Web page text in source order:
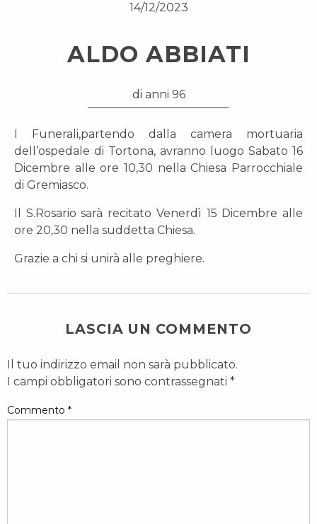
14/12/2023
ALDO ABBIATI
di anni 96
I Funerali,partendo dalla camera mortuaria
dell’ospedale di Tortona, avranno luogo Sabato 16
Dicembre alle ore 10,30 nella Chiesa Parrocchiale
di Gremiasco.
Il S.Rosario sarà recitato Venerdì 15 Dicembre alle
ore 20,30 nella suddetta Chiesa.
Grazie a chi si unirà alle preghiere.
LASCIA UN COMMENTO
Il tuo indirizzo email non sarà pubblicato.
I campi obbligatori sono contrassegnati *
Commento *